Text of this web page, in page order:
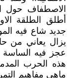
الاصطفاف حول
أطلق الطلقة
جديد شاع فيه
يزال يعاني من
عجز فيه
هذه الحرب
ماهي مفاهيم